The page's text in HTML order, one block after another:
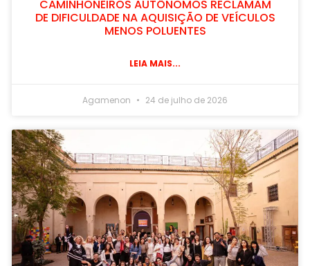
CAMINHONEIROS AUTÔNOMOS RECLAMAM
DE DIFICULDADE NA AQUISIÇÃO DE VEÍCULOS
MENOS POLUENTES
LEIA MAIS...
Agamenon 24 de julho de 2026